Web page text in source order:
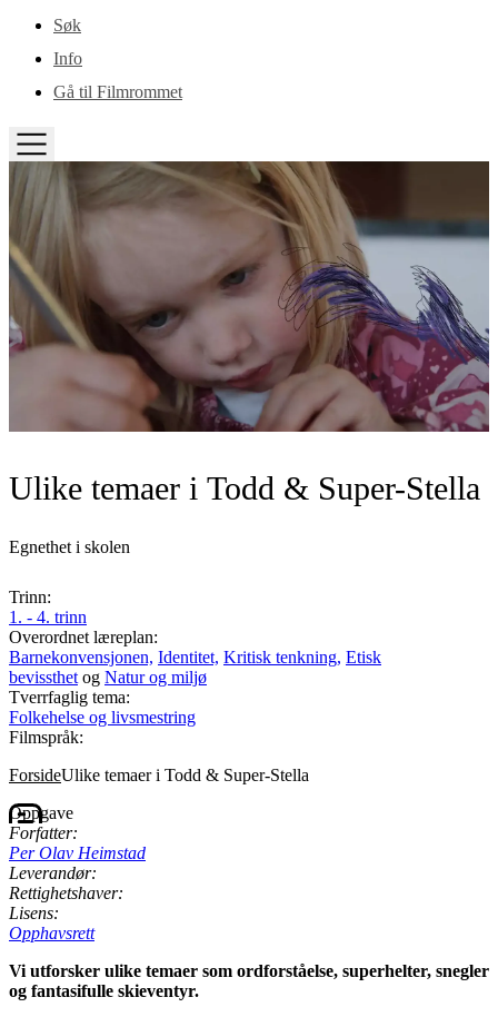
Gå til hovedinnhold
Søk
Info
Gå til Filmrommet
TOGGLE
MENU
Ulike temaer i Todd & Super-Stella
Egnethet i skolen
Trinn:
1. - 4. trinn
Overordnet læreplan:
Barnekonvensjonen, Identitet, Kritisk tenkning, Etisk
bevissthet og Natur og miljø
Tverrfaglig tema:
Folkehelse og livsmestring
Filmspråk:
ForsideUlike temaer i Todd & Super-Stella
Oppgave
Forfatter:
Per Olav Heimstad
Leverandør:
Rettighetshaver:
Lisens:
Opphavsrett
Vi utforsker ulike temaer som ordforståelse, superhelter, snegler
og fantasifulle skieventyr.